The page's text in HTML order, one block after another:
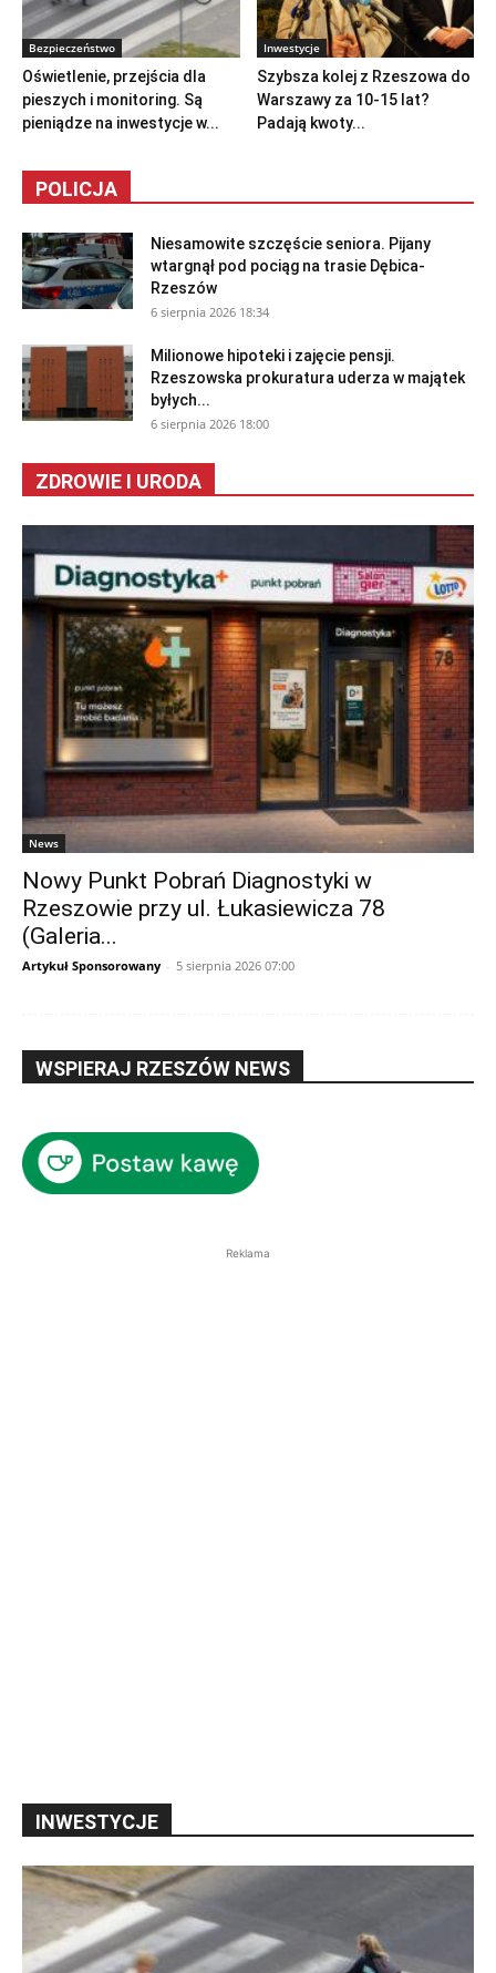
Bezpieczeństwo
Oświetlenie, przejścia dla
pieszych i monitoring. Są
pieniądze na inwestycje w...
Inwestycje
Szybsza kolej z Rzeszowa do
Warszawy za 10-15 lat?
Padają kwoty...
POLICJA
Niesamowite szczęście seniora. Pijany
wtargnął pod pociąg na trasie Dębica-
Rzeszów
6 sierpnia 2026 18:34
Milionowe hipoteki i zajęcie pensji.
Rzeszowska prokuratura uderza w majątek
byłych...
6 sierpnia 2026 18:00
ZDROWIE I URODA
News
Nowy Punkt Pobrań Diagnostyki w
Rzeszowie przy ul. Łukasiewicza 78
(Galeria...
Artykuł Sponsorowany - 5 sierpnia 2026 07:00
WSPIERAJ RZESZÓW NEWS
Reklama
INWESTYCJE